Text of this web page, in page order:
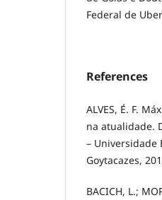
Federal de
References
ALVES, É. F.
na atualidade.
– Universidade
Goytacazes,
BACICH, L.;